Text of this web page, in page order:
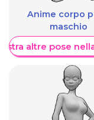
Anime corpo
maschio
altre pose